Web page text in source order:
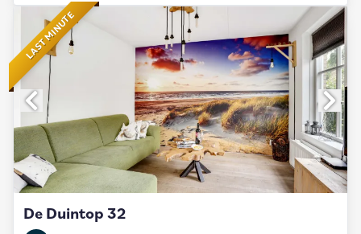
LAST MINUTE
De Duintop 32